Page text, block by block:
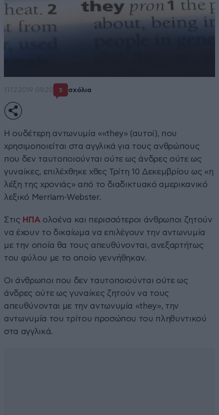
11·12·2019 09:20 5 σχόλια
Η ουδέτερη αντωνυμία ««they» (αυτοί), που
χρησιμοποιείται στα αγγλικά για τους ανθρώπους
που δεν ταυτοποιούνται ούτε ως άνδρες ούτε ως
γυναίκες, επιλέχθηκε χθες Τρίτη 10 Δεκεμβρίου ως «η
λέξη της χρονιάς» από το διαδικτυακό αμερικανικό
λεξικό Merriam-Webster.
Στις ΗΠΑ ολοένα και περισσότεροι άνθρωποι ζητούν
να έχουν το δικαίωμα να επιλέγουν την αντωνυμία
με την οποία θα τους απευθύνονται, ανεξαρτήτως
του φύλου με το οποίο γεννήθηκαν.
Οι άνθρωποι που δεν ταυτοποιούνται ούτε ως
άνδρες ούτε ως γυναίκες ζητούν να τους
απευθύνονται με την αντωνυμία «they», την
αντωνυμία του τρίτου προσώπου του πληθυντικού
στα αγγλικά.